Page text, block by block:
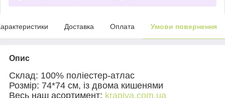
Доставка Оплата Умови повернення
Опис
Склад: 100% поліестер-атлас
Розмір: 74*74 см, із двома кишенями
Весь наш асортимент: krapiva.com.ua